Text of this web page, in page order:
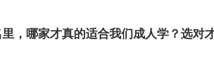
里，哪家才真的适合我们成人学？选对